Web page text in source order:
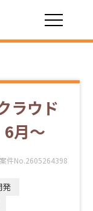
ラウド
月～
案件No.2605264398
発